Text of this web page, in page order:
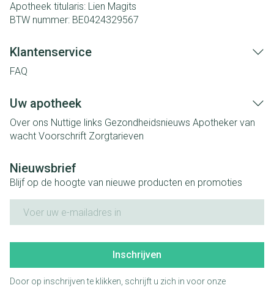
Apotheek titularis: Lien Magits
BTW nummer: BE0424329567
Klantenservice
FAQ
Uw apotheek
Over ons Nuttige links Gezondheidsnieuws Apotheker van
wacht Voorschrift Zorgtarieven
Nieuwsbrief
Blijf op de hoogte van nieuwe producten en promoties
Inschrijven
Door op inschrijven te klikken, schrijft u zich in voor onze